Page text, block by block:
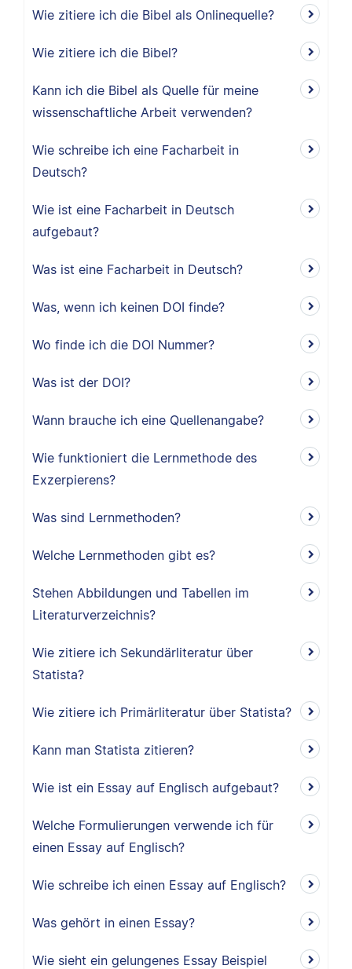
Wie zitiere ich die Bibel als Onlinequelle?
Wie zitiere ich die Bibel?
Kann ich die Bibel als Quelle für meine
wissenschaftliche Arbeit verwenden?
Wie schreibe ich eine Facharbeit in
Deutsch?
Wie ist eine Facharbeit in Deutsch
aufgebaut?
Was ist eine Facharbeit in Deutsch?
Was, wenn ich keinen DOI finde?
Wo finde ich die DOI Nummer?
Was ist der DOI?
Wann brauche ich eine Quellenangabe?
Wie funktioniert die Lernmethode des
Exzerpierens?
Was sind Lernmethoden?
Welche Lernmethoden gibt es?
Stehen Abbildungen und Tabellen im
Literaturverzeichnis?
Wie zitiere ich Sekundärliteratur über
Statista?
Wie zitiere ich Primärliteratur über Statista?
Kann man Statista zitieren?
Wie ist ein Essay auf Englisch aufgebaut?
Welche Formulierungen verwende ich für
einen Essay auf Englisch?
Wie schreibe ich einen Essay auf Englisch?
Was gehört in einen Essay?
Wie sieht ein gelungenes Essay Beispiel